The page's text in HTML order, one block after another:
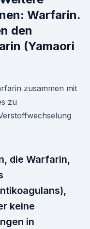
Warfarin.
den
(Yamaori
zusammen mit
zu
die Warfarin,
keine
in